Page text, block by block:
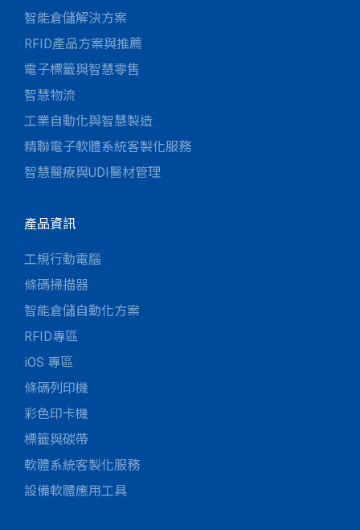
智能倉儲解決方案
RFID產品方案與推薦
電子標籤與智慧零售
智慧物流
工業自動化與智慧製造
精聯電子軟體系統客製化服務
智慧醫療與UDI醫材管理
產品資訊
工規行動電腦
條碼掃描器
智能倉儲自動化方案
RFID專區
iOS 專區
條碼列印機
彩色印卡機
標籤與碳帶
軟體系統客製化服務
設備軟體應用工具